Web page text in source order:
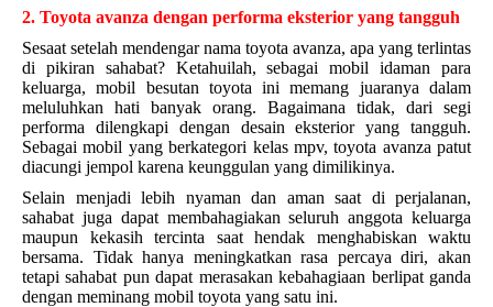
2. Toyota avanza dengan performa eksterior yang tangguh
Sesaat setelah mendengar nama toyota avanza, apa yang terlintas
di pikiran sahabat? Ketahuilah, sebagai mobil idaman para
keluarga, mobil besutan toyota ini memang juaranya dalam
meluluhkan hati banyak orang. Bagaimana tidak, dari segi
performa dilengkapi dengan desain eksterior yang tangguh.
Sebagai mobil yang berkategori kelas mpv, toyota avanza patut
diacungi jempol karena keunggulan yang dimilikinya.
Selain menjadi lebih nyaman dan aman saat di perjalanan,
sahabat juga dapat membahagiakan seluruh anggota keluarga
maupun kekasih tercinta saat hendak menghabiskan waktu
bersama. Tidak hanya meningkatkan rasa percaya diri, akan
tetapi sahabat pun dapat merasakan kebahagiaan berlipat ganda
dengan meminang mobil toyota yang satu ini.